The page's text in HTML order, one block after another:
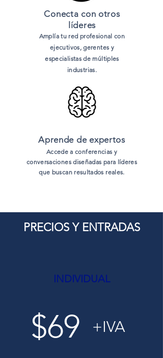
Conecta con otros
líderes
Amplía tu red profesional con
ejecutivos, gerentes y
especialistas de múltiples
industrias.
Aprende de expertos
Accede a conferencias y
conversaciones diseñadas para líderes
que buscan resultados reales.
PRECIOS Y ENTRADAS
INDIVIDUAL
$69 +IVA